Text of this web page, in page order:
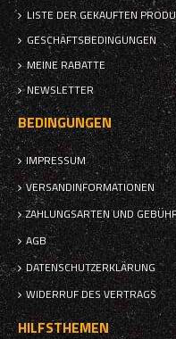
LISTE DER GEKAUFTEN
GESCHÄFTSBEDINGUNGEN
MEINE RABATTE
NEWSLETTER
BEDINGUNGEN
IMPRESSUM
VERSANDINFORMATIONEN
ZAHLUNGSARTEN UND
AGB
DATENSCHUTZERKLÄRUNG
WIDERRUF DES VERTRAGS
HILFSTHEMEN